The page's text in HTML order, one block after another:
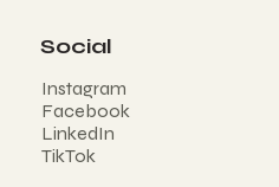
Social
Instagram
Facebook
LinkedIn
TikTok